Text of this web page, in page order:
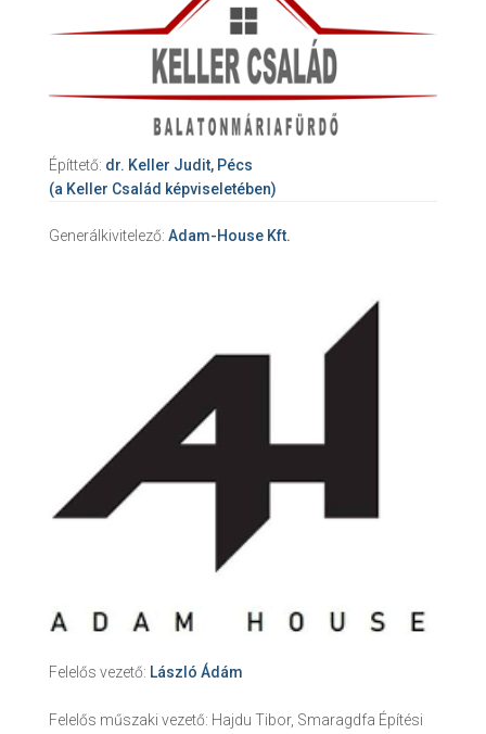
Építtető: dr. Keller Judit, Pécs
(a Keller Család képviseletében)
Generálkivitelező: Adam-House Kft.
Felelős vezető: László Ádám
Felelős műszaki vezető: Hajdu Tibor, Smaragdfa Építési